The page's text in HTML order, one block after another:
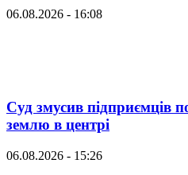
06.08.2026 - 16:08
Суд змусив підприємців
землю в центрі
06.08.2026 - 15:26